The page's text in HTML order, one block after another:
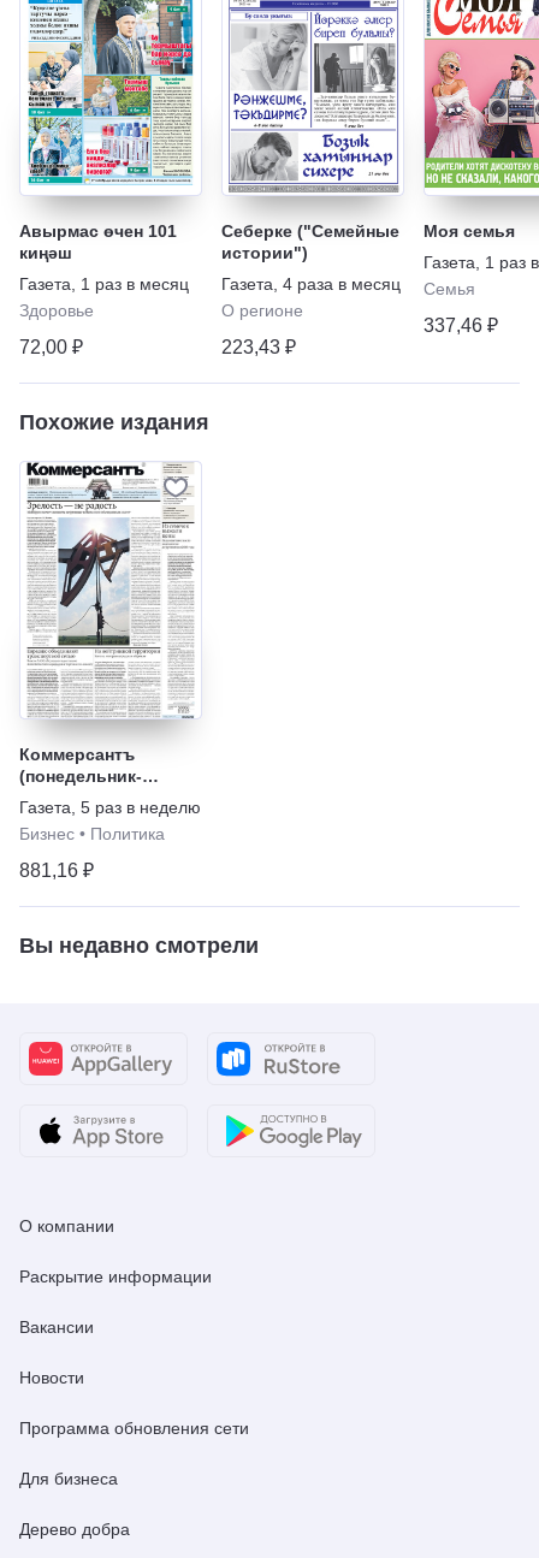
Авырмас өчен 101
киңәш
Газета
1 раз в месяц
Здоровье
72,00 ₽
Себерке ("Семейные
истории")
Газета 4 раза в месяц
О регионе
223,43 ₽
Моя семья
Газета
1 раз
Семья
337,46 ₽
Похожие издания
Коммерсантъ
(понедельник-
пятница)
Газета 5 раз в неделю
Бизнес • Политика
881,16 ₽
Вы недавно смотрели
О компании
Раскрытие информации
Вакансии
Новости
Программа обновления сети
Для бизнеса
Дерево добра